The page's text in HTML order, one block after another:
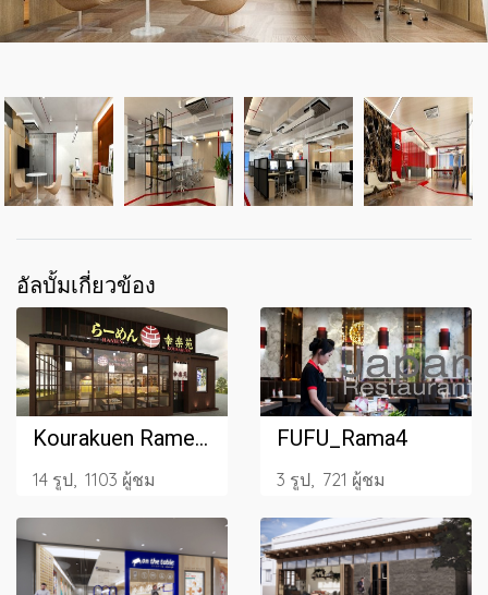
อัลบั้มเกี่ยวข้อง
Kourakuen Ramen _The Park_2022
14 รูป, 1103 ผู้ชม
FUFU_Rama4
3 รูป, 721 ผู้ชม